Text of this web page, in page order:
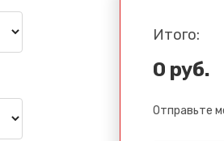
Итого:
0 руб.
Отправьте